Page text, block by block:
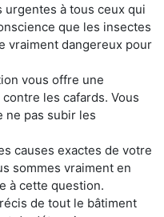
à tous ceux qui
que les insectes
vraiment dangereux pour
vous offre une
les cafards. Vous
ne pas subir les
causes exactes de votre
sommes vraiment en
à cette question.
de tout le bâtiment